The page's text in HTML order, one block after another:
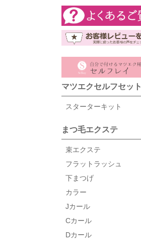
マツエクセルフセット
スターターキット
まつ毛エクステ
束エクステ
フラットラッシュ
下まつげ
カラー
Jカール
Cカール
Dカール